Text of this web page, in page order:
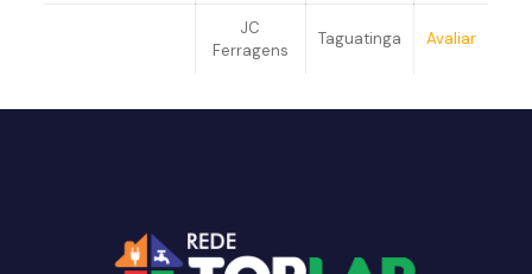
JC
Ferragens
Taguatinga Avaliar